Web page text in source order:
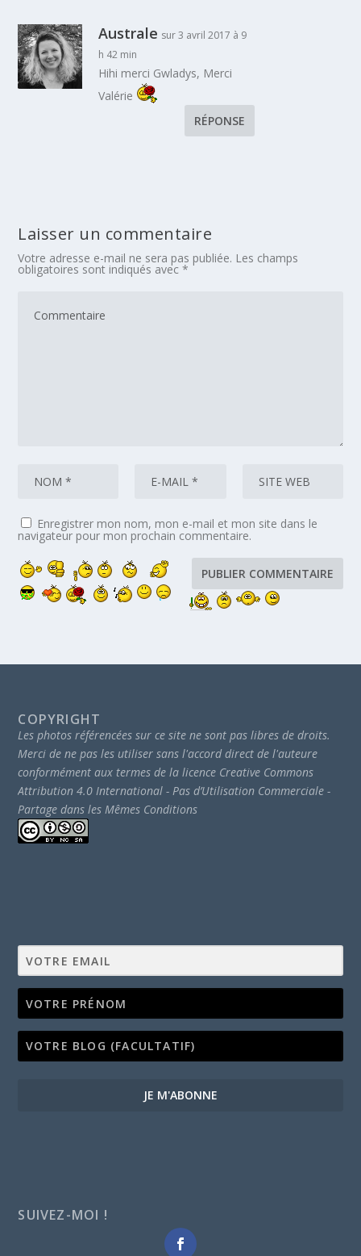
Australe sur 3 avril 2017 à 9
h 42 min
Hihi merci Gwladys, Merci
Valérie
RÉPONSE
Laisser un commentaire
Votre adresse e-mail ne sera pas publiée. Les champs
obligatoires sont indiqués avec*
Enregistrer mon nom, mon e-mail et mon site dans le
navigateur pour mon prochain commentaire.
COPYRIGHT
Les photos référencées sur ce site ne sont pas libres de droits.
Merci de ne pas les utiliser sans l'accord direct de l'auteure
conformément aux termes de la licence Creative Commons
Attribution 4.0 International - Pas d’Utilisation Commerciale -
Partage dans les Mêmes Conditions
JE M'ABONNE
SUIVEZ-MOI !